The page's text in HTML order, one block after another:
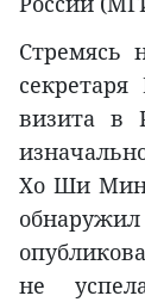
Стремясь
визита в
Хо Ши
не